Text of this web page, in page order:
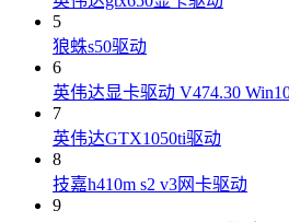
5
狼蛛s50驱动
6
英伟达显卡驱动 V474.30
7
英伟达GTX1050ti驱动
8
技嘉h410m s2 v3网卡驱动
9